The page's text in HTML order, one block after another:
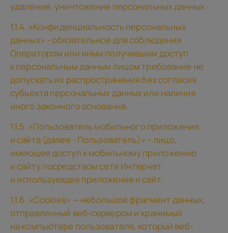
удаление, уничтожение персональных данных.
1.1.4. «Конфиденциальность персональных
данных» - обязательное для соблюдения
Оператором или иным получившим доступ
к персональным данным лицом требование не
допускать их распространения без согласия
субъекта персональных данных или наличия
иного законного основания.
1.1.5. «Пользователь мобильного приложения
и сайта (далее - Пользователь)» – лицо,
имеющее доступ к мобильному приложению
и сайту посредством сети Интернет
и использующее приложение и сайт.
1.1.6. «Cookies» — небольшой фрагмент данных,
отправленный веб-сервером и хранимый
на компьютере пользователя, который веб-